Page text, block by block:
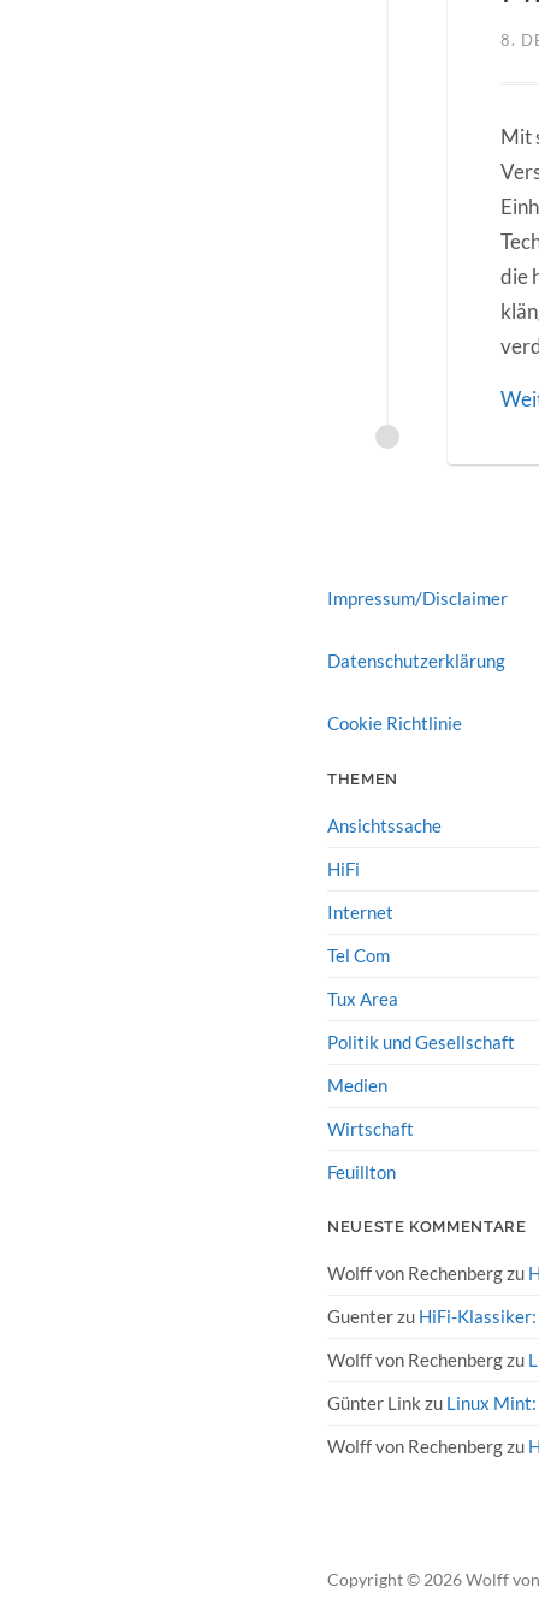
8.
Mit
die
Impressum/Disclaimer
Datenschutzerklärung
Cookie Richtlinie
THEMEN
Ansichtssache
HiFi
Internet
Tel Com
Tux Area
Politik und Gesellschaft
Medien
Wirtschaft
Feuillton
NEUESTE KOMMENTARE
Wolff von Rechenbergzu
Guenterzu HiFi-
Wolff von Rechenbergzu
Günter Link zu Linux
Wolff von Rechenbergzu
Copyright© 2026Wolff